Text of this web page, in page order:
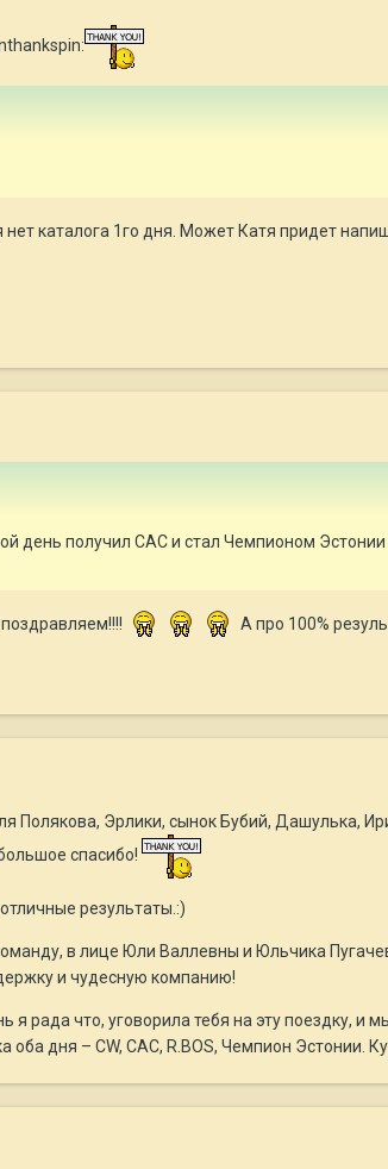
каталога 1го дня. Может Катя придет
день получил САС и стал Чемпионом Эстонии
А про 100%
Полякова, Эрлики, сынок Бубий, Дашулька,
спасибо!
результаты.:)
в лице Юли Валлевны и Юльчика
и чудесную компанию!
я рада что, уговорила тебя на эту поездку, и
оба дня – CW, CAC, R.BOS, Чемпион Эстонии.